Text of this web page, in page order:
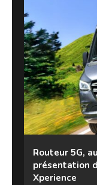
Routeur 5G,
présentation
Xperience